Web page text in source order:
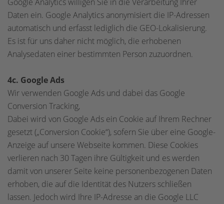
Daten ein. Google Analytics anonymisiert die IP-Adressen
automatisch und erfasst lediglich die GEO-Lokalisierung.
Es ist für uns daher nicht möglich, die erhobenen
Analysedaten einer bestimmten Person zuzuordnen.
4c. Google Ads
Wir verwenden Google Ads und dabei das Google
Conversion Tracking,
Dabei wird von Google Ads ein Cookie auf Ihrem Rechner
gesetzt („Conversion Cookie“), sofern Sie über eine Google-
Anzeige auf unsere Webseite kommen. Diese Cookies
verlieren nach 30 Tagen ihre Gültigkeit und es werden
damit von unserer Seite keine personenbezogenen Daten
erhoben, die auf die Identität des Nutzers schließen
lassen. Jedoch wird Ihre IP-Adresse an die Google LLC